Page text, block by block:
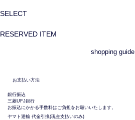
SELECT
RESERVED ITEM
shopping guide
お支払い方法
銀行振込
三菱UFJ銀行
お振込にかかる手数料はご負担をお願いいたします。
ヤマト運輸 代金引換(現金支払いのみ)